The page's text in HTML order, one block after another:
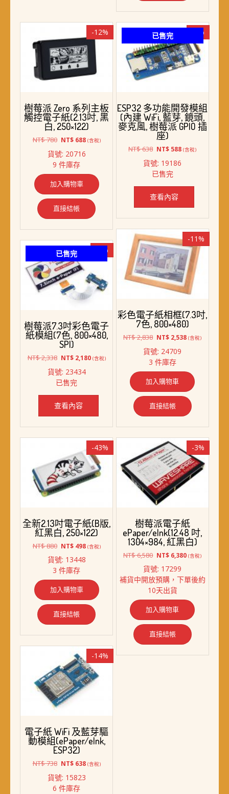
已售完 -8%
ESP32 多功能開發模組
(內建 WiFi, 藍芽, 鏡頭,
麥克風, 樹莓派 GPIO 插
座)
NT$638 原
價
格：
NT$ 638。
NT$ 588目
NT$ 588。
(含稅)
貨號: 19186
已售完
查看內容
-12%
樹莓派 Zero 系列主板
觸控電子紙(2.13吋, 黑
白, 250×122)
NT$780 原
價
格：
NT$ 780。
NT$688目
價
NT$ 688。
(含稅)
貨號: 20716
9 件庫存
加入購物車
直接結帳
-11%
彩色電子紙相框(7.3吋,
7色, 800×480)
NT$2,838 原
價
格：
NT$ 2,838。
NT$ 2,538目
NT$ 2,538。
(含稅)
貨號: 24709
3 件庫存
加入購物車
直接結帳
已售完 -7%
樹莓派7.3吋彩色電子
紙模組(7色, 800×480,
SPI)
NT$2,338 原
價
格：
NT$ 2,338。
NT$2,180目
NT$ 2,180。
(含稅)
貨號: 23434
已售完
查看內容
-3%
樹莓派電子紙
ePaper/eInk(12.48 吋,
1304×984, 紅黑白)
NT$6,580 原
價
格：
NT$ 6,580。
NT$ 6,380目
格：
(含稅)
貨號: 17299
補貨中開放預購，下單後約
10天出貨
加入購物車
直接結帳
-43%
全新2.13吋電子紙(B版,
紅黑白, 250×122)
NT$880 原
價
格：
NT$ 880。
NT$498目
價
NT$ 498。
(含稅)
貨號: 13448
3 件庫存
加入購物車
直接結帳
-14%
電子紙 WiFi 及藍芽驅
動模組(ePaper/eInk,
ESP32)
NT$738 原
價
格：
NT$638目
價
(含稅)
貨號: 15823
6 件庫存